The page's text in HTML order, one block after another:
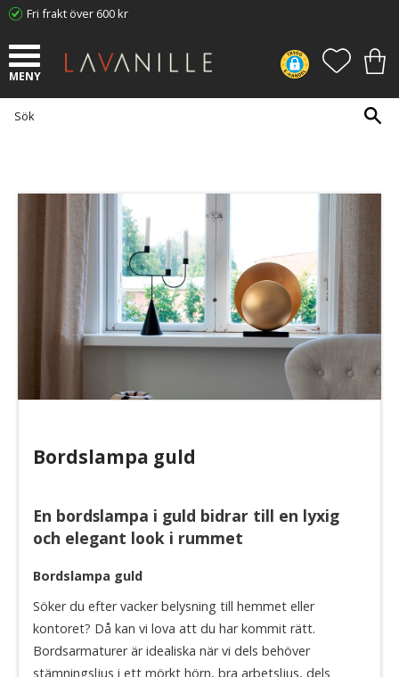
Fri frakt över 600 kr
Bordslampa guld
En bordslampa i guld bidrar till en lyxig
och elegant look i rummet
Bordslampa guld
Söker du efter vacker belysning till hemmet eller
kontoret? Då kan vi lova att du har kommit rätt.
Bordsarmaturer är idealiska när vi dels behöver
stämningsljus i ett mörkt hörn, bra arbetsljus, dels